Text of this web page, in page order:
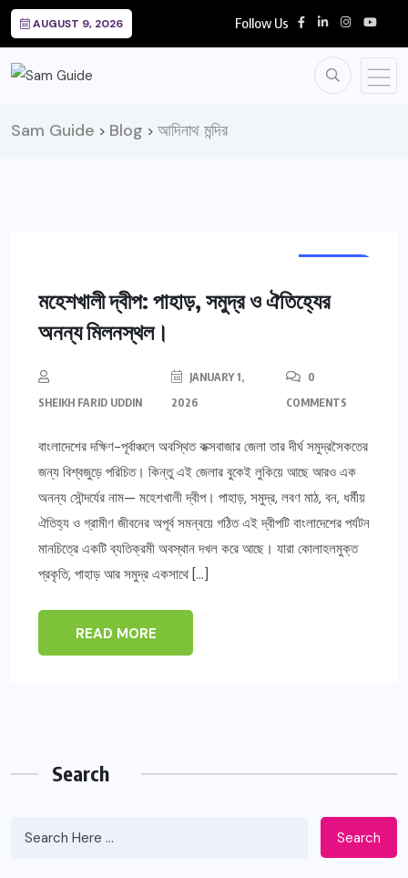
AUGUST 9, 2026 Follow Us
Sam Guide > Blog > আদিনাথ মন্দির
মহেশখালী দ্বীপ: পাহাড়, সমুদ্র ও ঐতিহ্যের
অনন্য মিলনস্থল।
SHEIKH FARID UDDIN
JANUARY 1,
2026
0
COMMENTS
বাংলাদেশের দক্ষিণ-পূর্বাঞ্চলে অবস্থিত কক্সবাজার জেলা তার দীর্ঘ সমুদ্রসৈকতের
জন্য বিশ্বজুড়ে পরিচিত। কিন্তু এই জেলার বুকেই লুকিয়ে আছে আরও এক
অনন্য সৌন্দর্যের নাম— মহেশখালী দ্বীপ। পাহাড়, সমুদ্র, লবণ মাঠ, বন, ধর্মীয়
ঐতিহ্য ও গ্রামীণ জীবনের অপূর্ব সমন্বয়ে গঠিত এই দ্বীপটি বাংলাদেশের পর্যটন
মানচিত্রে একটি ব্যতিক্রমী অবস্থান দখল করে আছে। যারা কোলাহলমুক্ত
প্রকৃতি, পাহাড় আর সমুদ্র একসাথে […]
READ MORE
Search
Search